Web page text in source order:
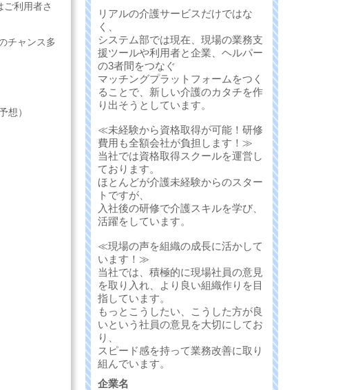
利用者さ
チャンス多
想）
リアルの介護サービスだけではな
く、
システム部では現在、現場の業務支
援ツールや利用者と企業、ヘルパー
の3者間をつなぐ
マッチングプラットフォームをつく
ることで、新しい介護のカタチを作
り出そうとしています。
≪未経験から資格取得が可能！研修
費用も全額会社が負担します！≫
当社では資格取得スクールを運営し
ております。
ほとんどが介護未経験からのスター
トですが、
入社後の研修で介護スキルを学び、
活躍をしています。
≪現場の声を組織の成長に活かして
います！≫
当社では、積極的に現場社員の意見
を取り入れ、より良い組織作りを目
指しています。
もっとこうしたい、こうした方が良
いという社員の意見を大切にしてお
り、
スピード感を持って業務改善に取り
組んでいます。
企業名